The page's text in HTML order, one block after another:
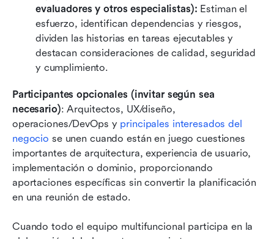
evaluadores y otros especialistas): Estiman el
esfuerzo, identifican dependencias y riesgos,
dividen las historias en tareas ejecutables y
destacan consideraciones de calidad, seguridad
y cumplimiento.
Participantes opcionales (invitar según sea
necesario): Arquitectos, UX/diseño,
operaciones/DevOps y principales interesados del
negocio se unen cuando están en juego cuestiones
importantes de arquitectura, experiencia de usuario,
implementación o dominio, proporcionando
aportaciones específicas sin convertir la planificación
en una reunión de estado.
Cuando todo el equipo multifuncional participa en la